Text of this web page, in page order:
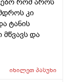
რომ აროს
კი
ტანის
და
იხილეთპასუხი